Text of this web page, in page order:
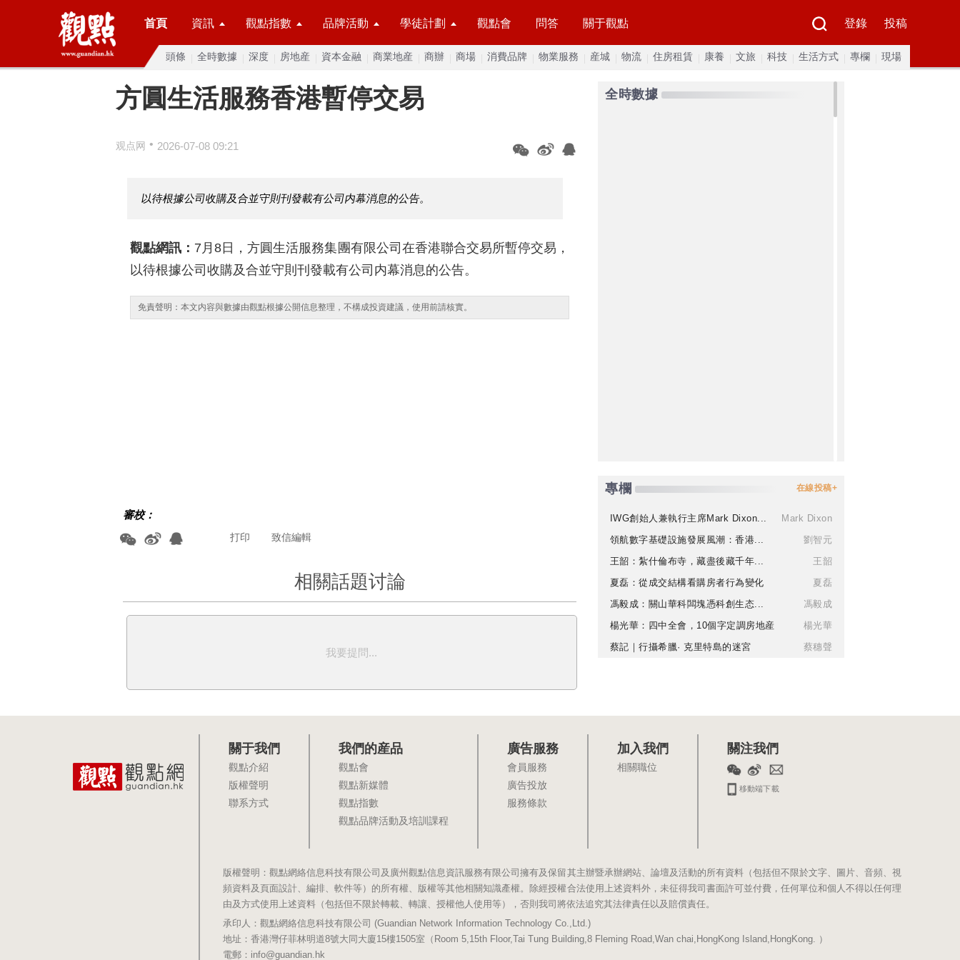
首頁 資訊 觀點指數 品牌活動 學徒計劃 觀點會 問答 關于觀點 登錄 投稿
頭條 全時數據 深度 房地産 資本金融 商業地産 商辦 商場 消費品牌 物業服務 産城 物流 住房租賃 康養 文旅 科技 生活方式 專欄 現場
方圓生活服務香港暫停交易
观点网 • 2026-07-08 09:21
以待根據公司收購及合並守則刊發載有公司内幕消息的公告。
觀點網訊： 7月8日，方圓生活服務集團有限公司在香港聯合交易所暫停交易，
以待根據公司收購及合並守則刊發載有公司内幕消息的公告。
免責聲明：本文内容與數據由觀點根據公開信息整理，不構成投資建議，使用前請核實。
審校：
致信編輯
打印
相關話題讨論
我要提問...
全時數據
專欄 在線投稿+
IWG創始人兼執行主席Mark Dixon...
Mark Dixon
領航數字基礎設施發展風潮：香港...
劉智元
王韶：紮什倫布寺，藏盡後藏千年...
王韶
夏磊：從成交結構看購房者行為變化
夏磊
馮毅成：關山華科闆塊憑科創生态...
馮毅成
楊光華：四中全會，10個字定調房地産
楊光華
蔡記｜行攝希臘· 克里特島的迷宮
蔡穗聲
關于我們
觀點介紹
版權聲明
聯系方式
我們的産品
觀點會
觀點新媒體
觀點指數
觀點品牌活動及培訓課程
廣告服務
會員服務
廣告投放
服務條款
加入我們
相關職位
關注我們
移動端下載
版權聲明：觀點網絡信息科技有限公司及廣州觀點信息資訊服務有限公司擁有及保留其主辦暨承辦網站、論壇及活動的所有資料（包括但不限於文字、圖片、音頻、視
頻資料及頁面設計、編排、軟件等）的所有權、版權等其他相關知識產權。除經授權合法使用上述資料外，未征得我司書面許可並付費，任何單位和個人不得以任何理
由及方式使用上述資料（包括但不限於轉載、轉讓、授權他人使用等），否則我司將依法追究其法律責任以及賠償責任。
承印人：觀點網絡信息科技有限公司 (Guandian Network Information Technology Co.,Ltd.)
地址：香港灣仔菲林明道8號大同大廈15樓1505室（Room 5,15th Floor,Tai Tung Building,8 Fleming Road,Wan chai,HongKong Island,HongKong. ）
電郵：info@guandian.hk